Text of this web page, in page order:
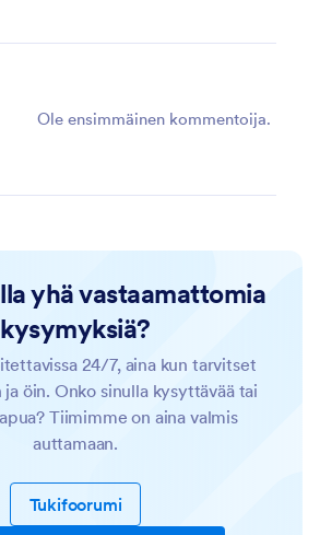
Ole ensimmäinen kommentoija.
yhä vastaamattomia
kysymyksiä?
24/7, aina kun tarvitset
öin. Onko sinulla kysyttävää tai
Tiimimme on aina valmis
auttamaan.
Tukifoorumi